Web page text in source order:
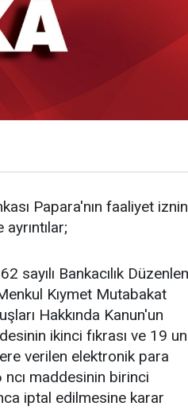
Papara'nın faaliyet
Bankacılık
Kıymet Mutabakat
Hakkında Kanun'un
ikinci fıkrası ve 19
verilen elektronik para
maddesinin birinci
iptal edilmesine karar